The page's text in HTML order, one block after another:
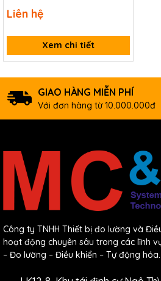
ICP DAS ISO-DA8 CR
Liên hệ
Xem chi tiết
GIAO HÀNG MIỄN PHÍ
Với đơn hàng từ 10.000.000đ
Công ty TNHH Thiết bị đo lường và
hoạt động chuyên sâu trong các lĩnh
– Đo lường – Điều khiển – Tự động hóa.